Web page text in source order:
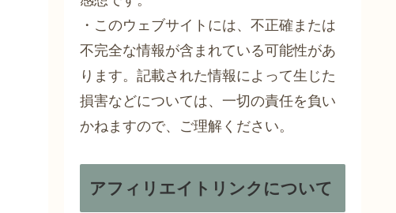
・このウェブサイトには、不正確または
不完全な情報が含まれている可能性があ
ります。記載された情報によって生じた
損害などについては、一切の責任を負い
かねますので、ご理解ください。
アフィリエイトリンクについて